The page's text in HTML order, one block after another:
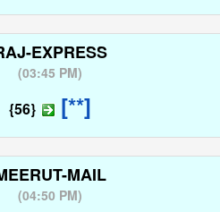
EXPRESS
(03:45 PM)
{56} [**]
MAIL
(04:50 PM)